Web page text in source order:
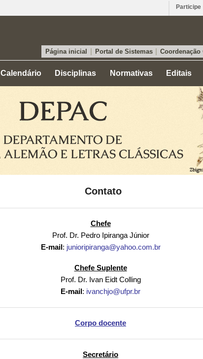
Participe
Página inicial | Portal de Sistemas | Coordenação
Calendário Disciplinas Normativas Editais
Contato
Chefe
Prof. Dr. Pedro Ipiranga Júnior
E-mail: junioripiranga@yahoo.com.br
Chefe Suplente
Prof. Dr. Ivan Eidt Colling
E-mail: ivanchjo@ufpr.br
Corpo docente
Secretário